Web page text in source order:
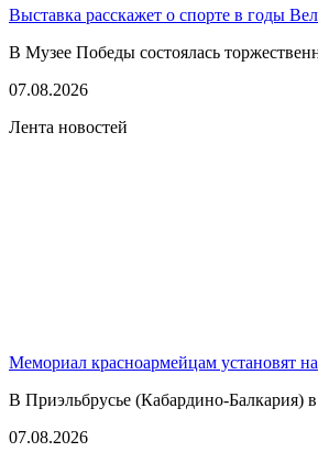
Выставка расскажет о спорте в годы
В Музее Победы состоялась
07.08.2026
Лента новостей
Мемориал красноармейцам установят
В Приэльбрусье (Кабардино-Балкария)
07.08.2026